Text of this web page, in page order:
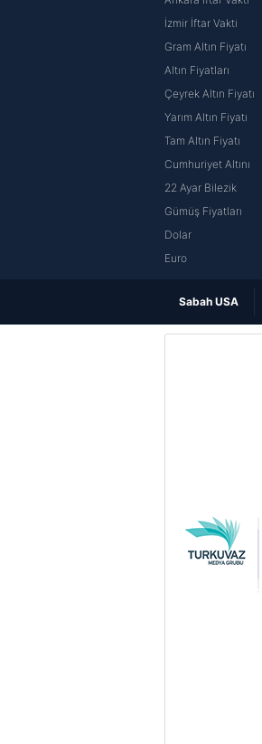
İzmir İftar Vakti
Gram Altın Fiyatı
Altın Fiyatları
Çeyrek Altın Fiyatı
Yarım Altın Fiyatı
Tam Altın Fiyatı
Cumhuriyet Altını
22 Ayar Bilezik
Gümüş Fiyatları
Dolar
Euro
Sabah USA